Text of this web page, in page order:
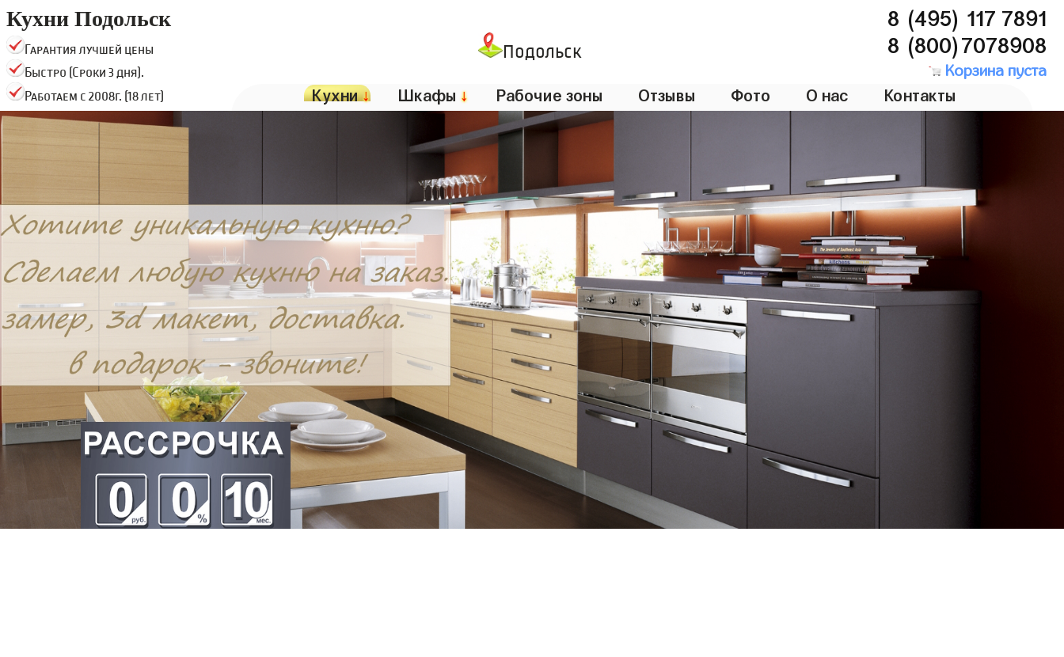
Кухни Подольск
Гарантия лучшей цены
Быстро (Сроки 3 дня).
Работаем с 2008г. (18 лет)
Подольск
8 (495) 117 7891
8 (800)7078908
Корзина пуста
Кухни↓ Шкафы ↓ Рабочие зоны Отзывы Фото О нас Контакты